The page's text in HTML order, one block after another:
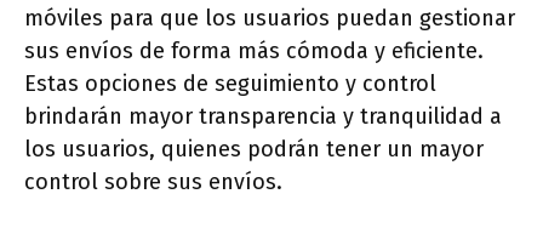
móviles para que los usuarios puedan gestionar
sus envíos de forma más cómoda y eficiente.
Estas opciones de seguimiento y control
brindarán mayor transparencia y tranquilidad a
los usuarios, quienes podrán tener un mayor
control sobre sus envíos.